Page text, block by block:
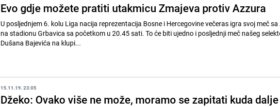
Evo gdje možete pratiti utakmicu Zmajeva protiv Azzura
U posljednjem 6. kolu Liga nacija reprezentacija Bosne i Hercegovine večeras igra svoj meč
na stadionu Grbavica sa početkom u 20.45 sati. To će biti ujedno i posljednji meč našeg
Dušana Bajevića na klupi...
15.11.19. 23:05
Džeko: Ovako više ne može, moramo se zapitati kuda dalje